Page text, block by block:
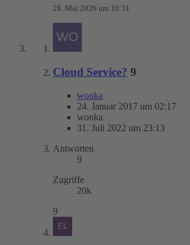
28. Mai 2026 um 10:31
Cloud Service? 9
wonka
24. Januar 2017 um 02:17
wonka
31. Juli 2022 um 23:13
Antworten
9
Zugriffe
20k
9